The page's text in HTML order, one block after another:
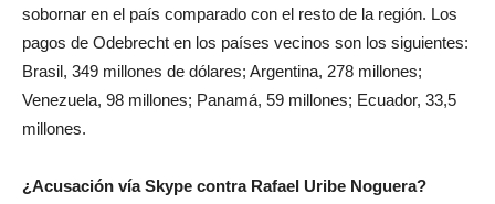
sobornar en el país comparado con el resto de la región. Los
pagos de Odebrecht en los países vecinos son los siguientes:
Brasil, 349 millones de dólares; Argentina, 278 millones;
Venezuela, 98 millones; Panamá, 59 millones; Ecuador, 33,5
millones.
¿Acusación vía Skype contra Rafael Uribe Noguera?